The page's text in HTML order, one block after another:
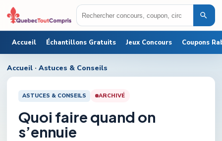
Accueil Échantillons Gratuits Jeux Concours Coupons
Accueil · Astuces & Conseils
ASTUCES & CONSEILS ARCHIVÉ
Quoi faire quand on
s’ennuie